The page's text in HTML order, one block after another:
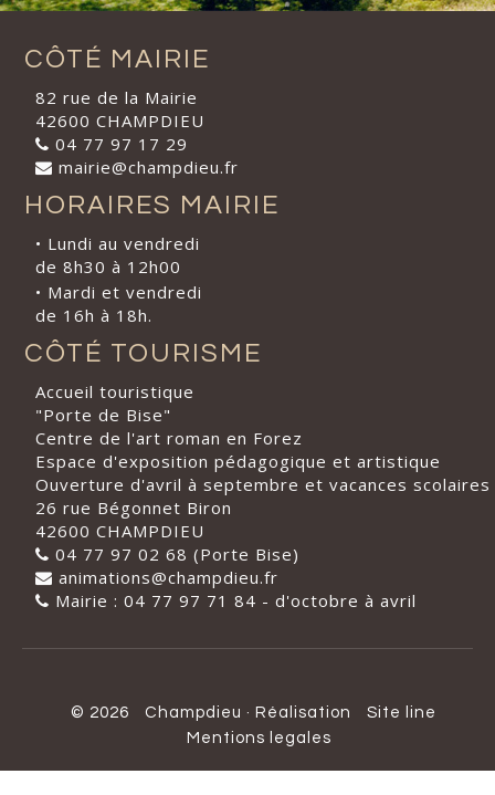
CÔTÉ MAIRIE
82 rue de la Mairie
42600 CHAMPDIEU
04 77 97 17 29
mairie@champdieu.fr
HORAIRES MAIRIE
• Lundi au vendredi
de 8h30 à 12h00
• Mardi et vendredi
de 16h à 18h.
CÔTÉ TOURISME
Accueil touristique
"Porte de Bise"
Centre de l'art roman en Forez
Espace d'exposition pédagogique et artistique
Ouverture d'avril à septembre et vacances scolaires
26 rue Bégonnet Biron
42600 CHAMPDIEU
04 77 97 02 68 (Porte Bise)
animations@champdieu.fr
Mairie : 04 77 97 71 84 - d'octobre à avril
© 2026 Champdieu · Réalisation
Site line
Mentions legales